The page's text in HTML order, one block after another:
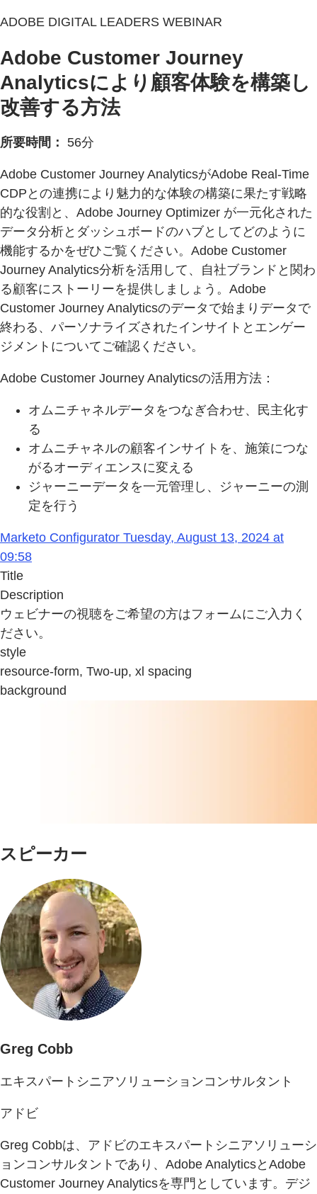
ADOBE DIGITAL LEADERS WEBINAR
Adobe Customer Journey
Analyticsにより顧客体験を構築し
改善する方法
所要時間： 56分
Adobe Customer Journey AnalyticsがAdobe Real-Time
CDPとの連携により魅力的な体験の構築に果たす戦略
的な役割と、Adobe Journey Optimizer が一元化された
データ分析とダッシュボードのハブとしてどのように
機能するかをぜひご覧ください。Adobe Customer
Journey Analytics分析を活用して、自社ブランドと関わ
る顧客にストーリーを提供しましょう。Adobe
Customer Journey Analyticsのデータで始まりデータで
終わる、パーソナライズされたインサイトとエンゲー
ジメントについてご確認ください。
Adobe Customer Journey Analyticsの活用方法：
オムニチャネルデータをつなぎ合わせ、民主化す
る
オムニチャネルの顧客インサイトを、施策につな
がるオーディエンスに変える
ジャーニーデータを一元管理し、ジャーニーの測
定を行う
Marketo Configurator Tuesday, August 13, 2024 at
09:58
Title
Description
ウェビナーの視聴をご希望の方はフォームにご入力く
ださい。
style
resource-form, Two-up, xl spacing
background
スピーカー
Greg Cobb
エキスパートシニアソリューションコンサルタント
アドビ
Greg Cobbは、アドビのエキスパートシニアソリューシ
ョンコンサルタントであり、Adobe AnalyticsとAdobe
Customer Journey Analyticsを専門としています。デジ